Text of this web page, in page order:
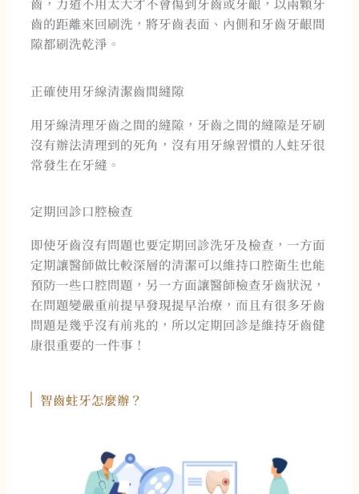
齒的距離來回刷洗，將牙齒表面、內側和牙齒牙齦間
隙都刷洗乾淨。
正確使用牙線清潔齒間縫隙
用牙線清理牙齒之間的縫隙，牙齒之間的縫隙是牙刷
沒有辦法清理到的死角，沒有用牙線習慣的人蛀牙很
常發生在牙縫。
定期回診口腔檢查
即使牙齒沒有問題也要定期回診洗牙及檢查，一方面
定期讓醫師做比較深層的清潔可以維持口腔衛生也能
預防一些口腔問題，另一方面讓醫師檢查牙齒狀況，
在問題變嚴重前提早發現提早治療，而且有很多牙齒
問題是幾乎沒有前兆的，所以定期回診是維持牙齒健
康很重要的一件事！
智齒蛀牙怎麼辦？